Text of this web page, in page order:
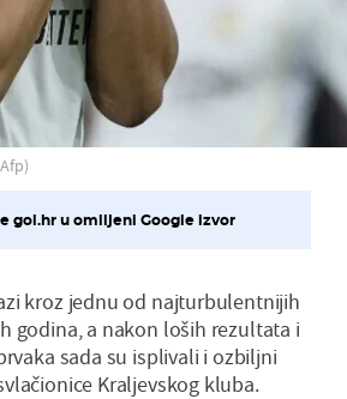
gol.hr u omiljeni Google izvor
kroz jednu od najturbulentnijih
godina, a nakon loših rezultata i
sada su isplivali i ozbiljni
Kraljevskog kluba.